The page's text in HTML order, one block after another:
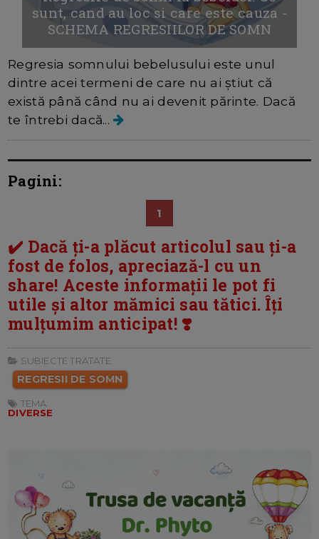
sunt, cand au loc si care este cauza -
SCHEMA REGRESIILOR DE SOMN
Regresia somnului bebelusului este unul
dintre acei termeni de care nu ai știut că
există până când nu ai devenit părinte. Dacă
te întrebi dacă...
Pagini:
1
✔️ Dacă ți-a plăcut articolul sau ți-a
fost de folos, apreciază-l cu un
share! Aceste informații le pot fi
utile și altor mămici sau tătici. Îți
mulțumim anticipat! ❣️
SUBIECTE TRATATE:
REGRESII DE SOMN
TEMA:
DIVERSE